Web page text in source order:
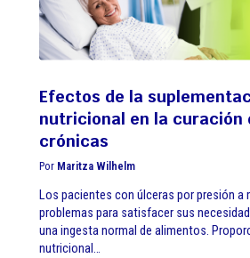
Efectos de la
nutricional en la curación
crónicas
Por Maritza Wilhelm
Los pacientes con úlceras por presión a
problemas para satisfacer sus
una ingesta normal de alimentos.
nutricional…